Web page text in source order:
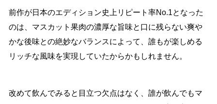
前作が日本のエディション史上リピート率No.1となった
のは、マスカット果肉の濃厚な旨味と口に残らない爽や
かな後味との絶妙なバランスによって、誰もが楽しめる
リッチな風味を実現していたからかもしれません。
改めて飲んでみると目立つ欠点はなく、誰が飲んでもマ